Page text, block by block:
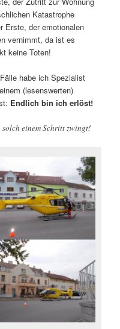
Katastrophe
Erste, der emotionalen
vernimmt, da ist es
keine Toten!
habe ich Spezialist
(lesenswerten)
Endlich bin ich erlöst!
einem Schritt zwingt!